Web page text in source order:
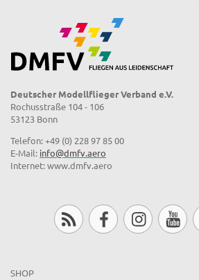
Deutscher Modellflieger Verband e.V.
Rochusstraße 104 - 106
53123 Bonn
Telefon: +49 (0) 228 97 85 00
E-Mail: info@dmfv.aero
Internet: www.dmfv.aero
SHOP